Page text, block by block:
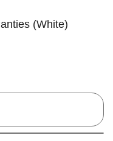
(White)